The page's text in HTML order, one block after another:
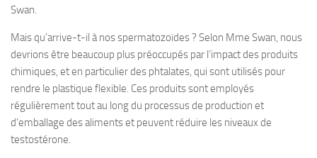
Swan.
Mais qu’arrive-t-il à nos spermatozoïdes ? Selon Mme Swan, nous
devrions être beaucoup plus préoccupés par l’impact des produits
chimiques, et en particulier des phtalates, qui sont utilisés pour
rendre le plastique flexible. Ces produits sont employés
régulièrement tout au long du processus de production et
d’emballage des aliments et peuvent réduire les niveaux de
testostérone.